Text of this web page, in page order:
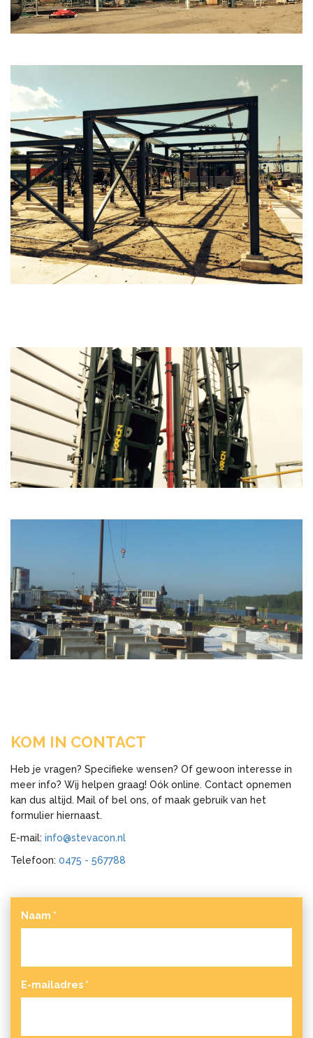
KOM IN CONTACT
Heb je vragen? Specifieke wensen? Of gewoon interesse in
meer info? Wij helpen graag! Oók online. Contact opnemen
kan dus altijd. Mail of bel ons, of maak gebruik van het
formulier hiernaast.
E-mail: info@stevacon.nl
Telefoon: 0475 - 567788
Naam *
E-mailadres *